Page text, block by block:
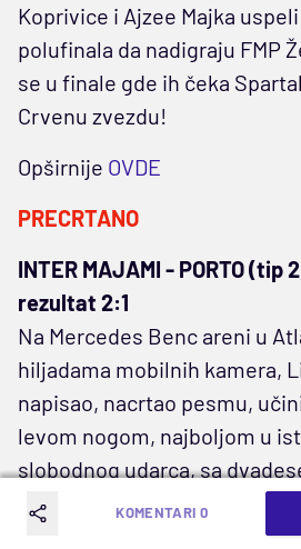
Koprivice i Ajzee Majka
polufinala da nadigraju FMP
se u finale gde ih čeka
Crvenu zvezdu!
Opširnije OVDE
PRECRTANO
INTER MAJAMI - PORTO (tip
rezultat 2:1
Na Mercedes Benc areni u
hiljadama mobilnih kamera,
napisao, nacrtao pesmu,
levom nogom, najboljom u
slobodnog udarca, sa
zakrivio je stvarnost po ko
loptu tamo gde je jedino i
KOMENTARI 0